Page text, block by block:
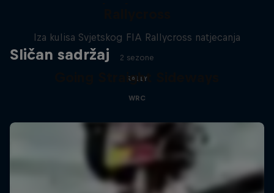
Sličan sadržaj
Iza kulisa Svjetskog FIA Rallycross natjecanja
2 sezone
RALLY
Going Straight Sideways
WRC